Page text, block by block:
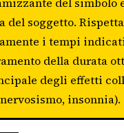
del soggetto.
i tempi
della durata
degli effetti
insonnia).